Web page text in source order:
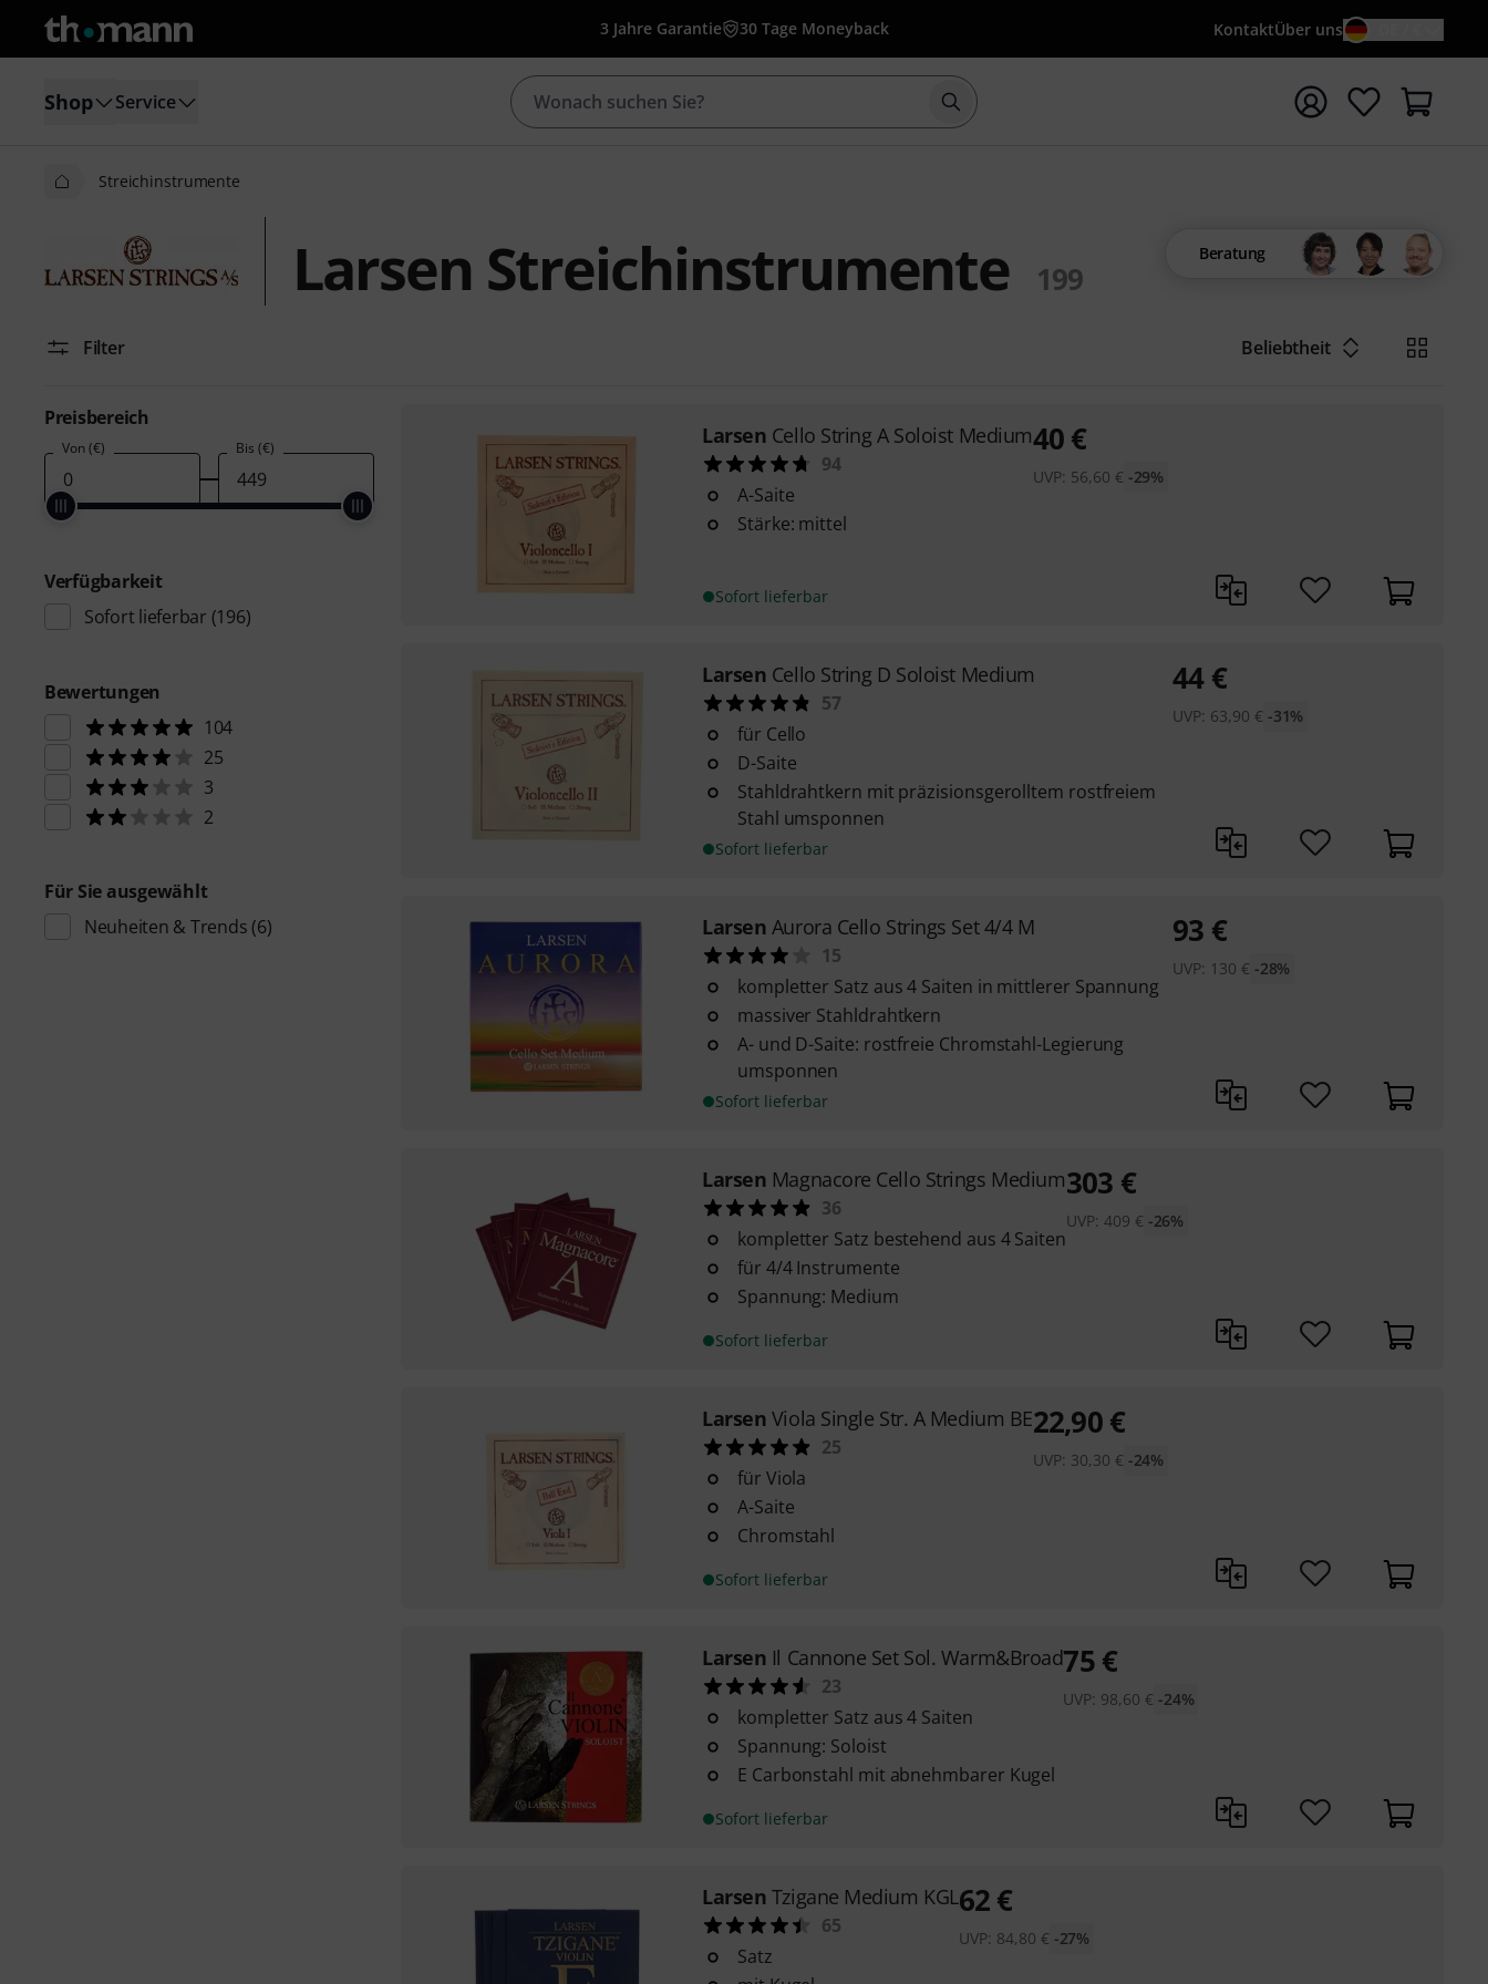
3 Jahre Garantie 30 Tage Moneyback KontaktÜber uns
Shop Service Suche mit Suchwort {searchTerm} starten
Streichinstrumente
Larsen Streichinstrumente 199
Beratung
Filter Beliebtheit
Preisbereich
Von (€) Bis (€)
Verfügbarkeit
Sofort lieferbar (196)
Bewertungen
104
25
3
2
Für Sie ausgewählt
Neuheiten & Trends (6)
Larsen Cello String A Soloist Medium
94
A-Saite
Stärke: mittel
Sofort lieferbar
40€
UVP: 56,60 € -29%
Larsen Cello String D Soloist Medium
57
für Cello
D-Saite
Stahldrahtkern mit präzisionsgerolltem rostfreiem
Stahl umsponnen
Sofort lieferbar
44 €
UVP: 63,90 € -31%
Larsen Aurora Cello Strings Set 4/4 M
15
kompletter Satz aus 4 Saiten in mittlerer Spannung
massiver Stahldrahtkern
A- und D-Saite: rostfreie Chromstahl-Legierung
umsponnen
Sofort lieferbar
93 €
UVP: 130 € -28%
Larsen Magnacore Cello Strings Medium
36
kompletter Satz bestehend aus 4 Saiten
für 4/4 Instrumente
Spannung: Medium
Sofort lieferbar
303 €
UVP: 409 € -26%
Larsen Viola Single Str. A Medium BE
25
für Viola
A-Saite
Chromstahl
Sofort lieferbar
22,90€
UVP: 30,30 € -24%
Larsen Il Cannone Set Sol. Warm&Broad
23
kompletter Satz aus 4 Saiten
Spannung: Soloist
E Carbonstahl mit abnehmbarer Kugel
Sofort lieferbar
75 €
UVP: 98,60 € -24%
Larsen Tzigane Medium KGL
65
Satz
62€
UVP: 84,80 € -27%